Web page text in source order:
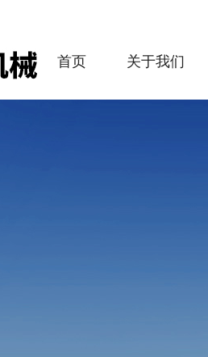
首页 关于我们